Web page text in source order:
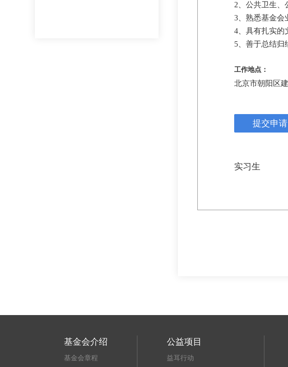
2、公共卫生、
3、熟悉基金会
4、具有扎实的
5、善于总结归
工作地点：
北京市朝阳区
提交申请
实习生
基金会介绍
基金会章程
公益项目
益耳行动